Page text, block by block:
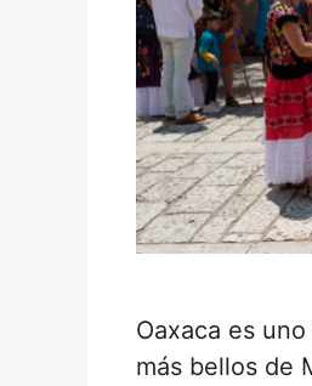
Oaxaca es
más bellos de